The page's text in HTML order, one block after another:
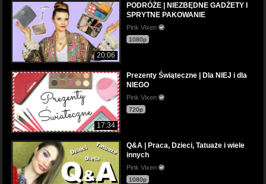
20:06
PODRÓŻE | NIEZBĘDNE GADŻETY I
SPRYTNE PAKOWANIE
Pink Vixen
1080p
17:34
Prezenty Świąteczne | Dla NIEJ i dla
NIEGO
Pink Vixen
720p
Q&A | Praca, Dzieci, Tatuaże i wiele
innych
Pink Vixen
1080p